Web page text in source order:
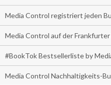
Media Control registriert jeden
Media Control auf der
#BookTok Bestsellerliste by
Media Control Nachhaltigkeits-